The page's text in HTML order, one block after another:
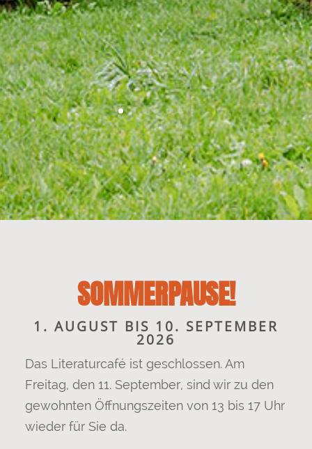
SOMMERPAUSE!
1. AUGUST BIS 10. SEPTEMBER
2026
Das Literaturcafé ist geschlossen. Am
Freitag, den 11. September, sind wir zu den
gewohnten Öffnungszeiten von 13 bis 17 Uhr
wieder für Sie da.